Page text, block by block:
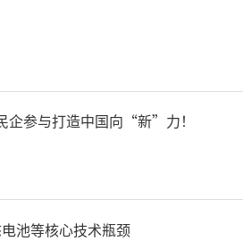
企参与打造中国向“新”力！
池等核心技术瓶颈